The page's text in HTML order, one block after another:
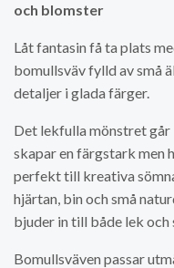
och blomster
Låt fantasin få ta plats
bomullsväv fylld av små
detaljer i glada färger.
Det lekfulla mönstret går
skapar en färgstark men
perfekt till kreativa
hjärtan, bin och små
bjuder in till både lek och
Bomullsväven passar